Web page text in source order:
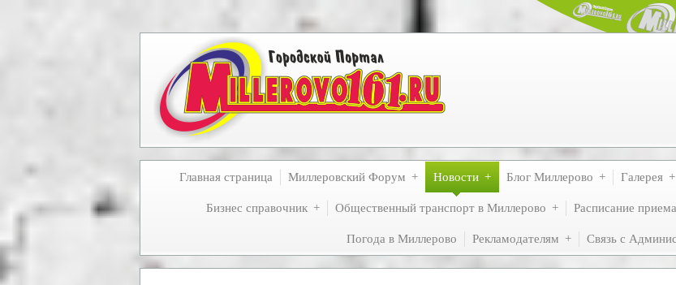
Главная страница Миллеровский Форум Новости Блог Миллерово Галерея
Бизнес справочник Общественный транспорт в Миллерово Расписание
Погода в Миллерово Рекламодателям Связь с